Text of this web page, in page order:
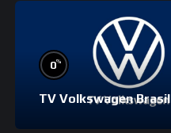
0%
TV Volkswagen Brasil